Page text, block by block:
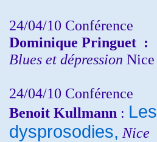
24/04/10 Conférence
Dominique Pringuet :
Blues et dépression Nice
24/04/10 Conférence
Benoit Kullmann : Les
dysprosodies, Nice